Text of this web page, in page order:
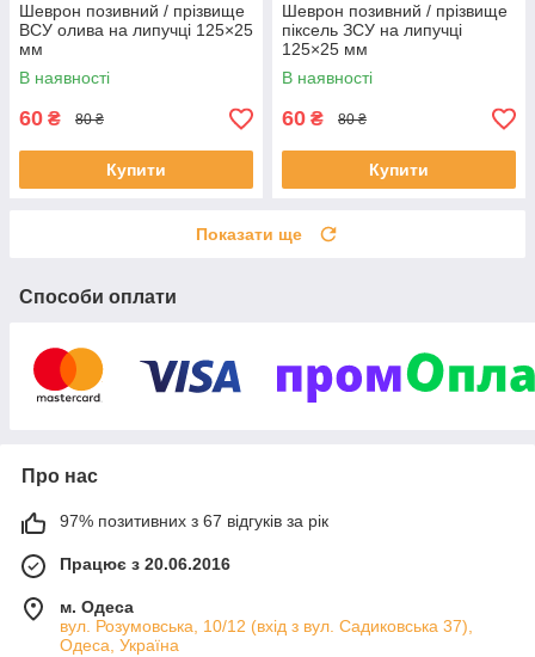
Шеврон позивний / прізвище
ВСУ олива на липучці 125×25
мм
В наявності
60 ₴ 80 ₴
Купити
Шеврон позивний / прізвище
піксель ЗСУ на липучці
125×25 мм
В наявності
60 ₴ 80 ₴
Купити
Показати ще
Способи оплати
Про нас
97% позитивних з 67 відгуків за рік
Працює з 20.06.2016
м. Одеса
вул. Розумовська, 10/12 (вхід з вул. Садиковська 37),
Одеса, Україна